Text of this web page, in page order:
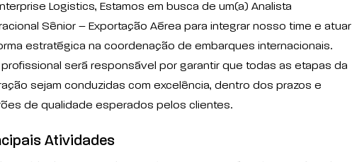
Logistics, Estamos em busca de um(a) Analista
Sênior – Exportação Aérea para integrar nosso time e atuar
estratégica na coordenação de embarques internacionais.
profissional será responsável por garantir que todas as etapas da
sejam conduzidas com excelência, dentro dos prazos e
de qualidade esperados pelos clientes.
Atividades